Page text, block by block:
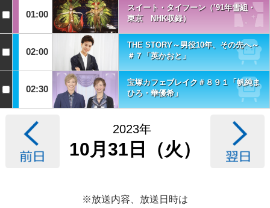
01:00
スイート・タイフーン（’91年雪組・
東京 NHK収録）
02:00
THE STORY～男役10年、その先へ～
＃７「英かおと」
02:30
宝塚カフェブレイク＃８９１「帆純ま
ひろ・華優希」
2023年
10月31日（火）
※放送内容、放送日時は